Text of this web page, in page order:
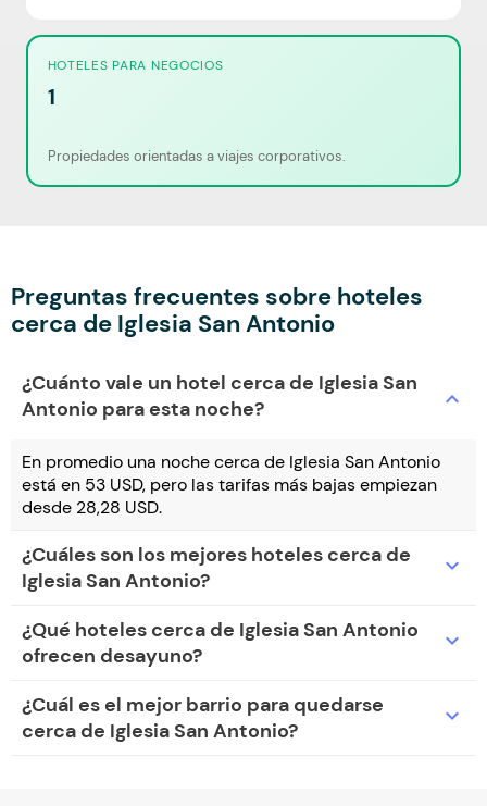
HOTELES PARA NEGOCIOS
1
Propiedades orientadas a viajes corporativos.
Preguntas frecuentes sobre hoteles
cerca de Iglesia San Antonio
¿Cuánto vale un hotel cerca de Iglesia San
Antonio para esta noche?
expand_more
En promedio una noche cerca de Iglesia San Antonio
está en 53 USD, pero las tarifas más bajas empiezan
desde 28,28 USD.
¿Cuáles son los mejores hoteles cerca de
Iglesia San Antonio?
expand_more
¿Qué hoteles cerca de Iglesia San Antonio
ofrecen desayuno?
expand_more
¿Cuál es el mejor barrio para quedarse
cerca de Iglesia San Antonio?
expand_more